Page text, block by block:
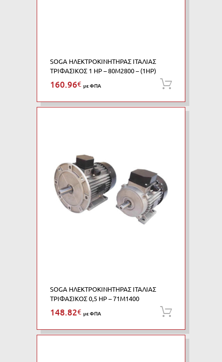
SOGA ΗΛΕΚΤΡΟΚΙΝΗΤΗΡΑΣ ΙΤΑΛΙΑΣ
ΤΡΙΦΑΣΙΚΟΣ 1 HP – 80M2800 – (1HP)
160.96€ με ΦΠΑ
SOGA ΗΛΕΚΤΡΟΚΙΝΗΤΗΡΑΣ ΙΤΑΛΙΑΣ
ΤΡΙΦΑΣΙΚΟΣ 0,5 HP – 71M1400
148.82€ με ΦΠΑ